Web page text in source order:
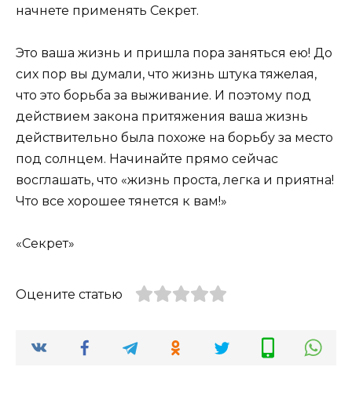
начнете применять Секрет.
Это ваша жизнь и пришла пора заняться ею! До
сих пор вы думали, что жизнь штука тяжелая,
что это борьба за выживание. И поэтому под
действием закона притяжения ваша жизнь
действительно была похоже на борьбу за место
под солнцем. Начинайте прямо сейчас
восглашать, что «жизнь проста, легка и приятна!
Что все хорошее тянется к вам!»
«Секрет»
Оцените статью